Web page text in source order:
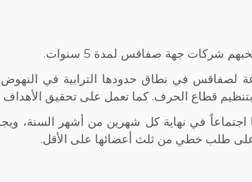
لصفاقس في نطاق حدودها الترابية في
قطاع الحرف. كما تعمل على تحقيق
اجتماعاً في نهاية كل شهرين من أشهر السنة،
على طلب خطي من ثلث أعضائها على الأقل.